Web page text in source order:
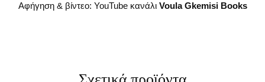
Αφήγηση & βίντεο: YouTube κανάλι Voula Gkemisi Books
Σχετικά προϊόντα